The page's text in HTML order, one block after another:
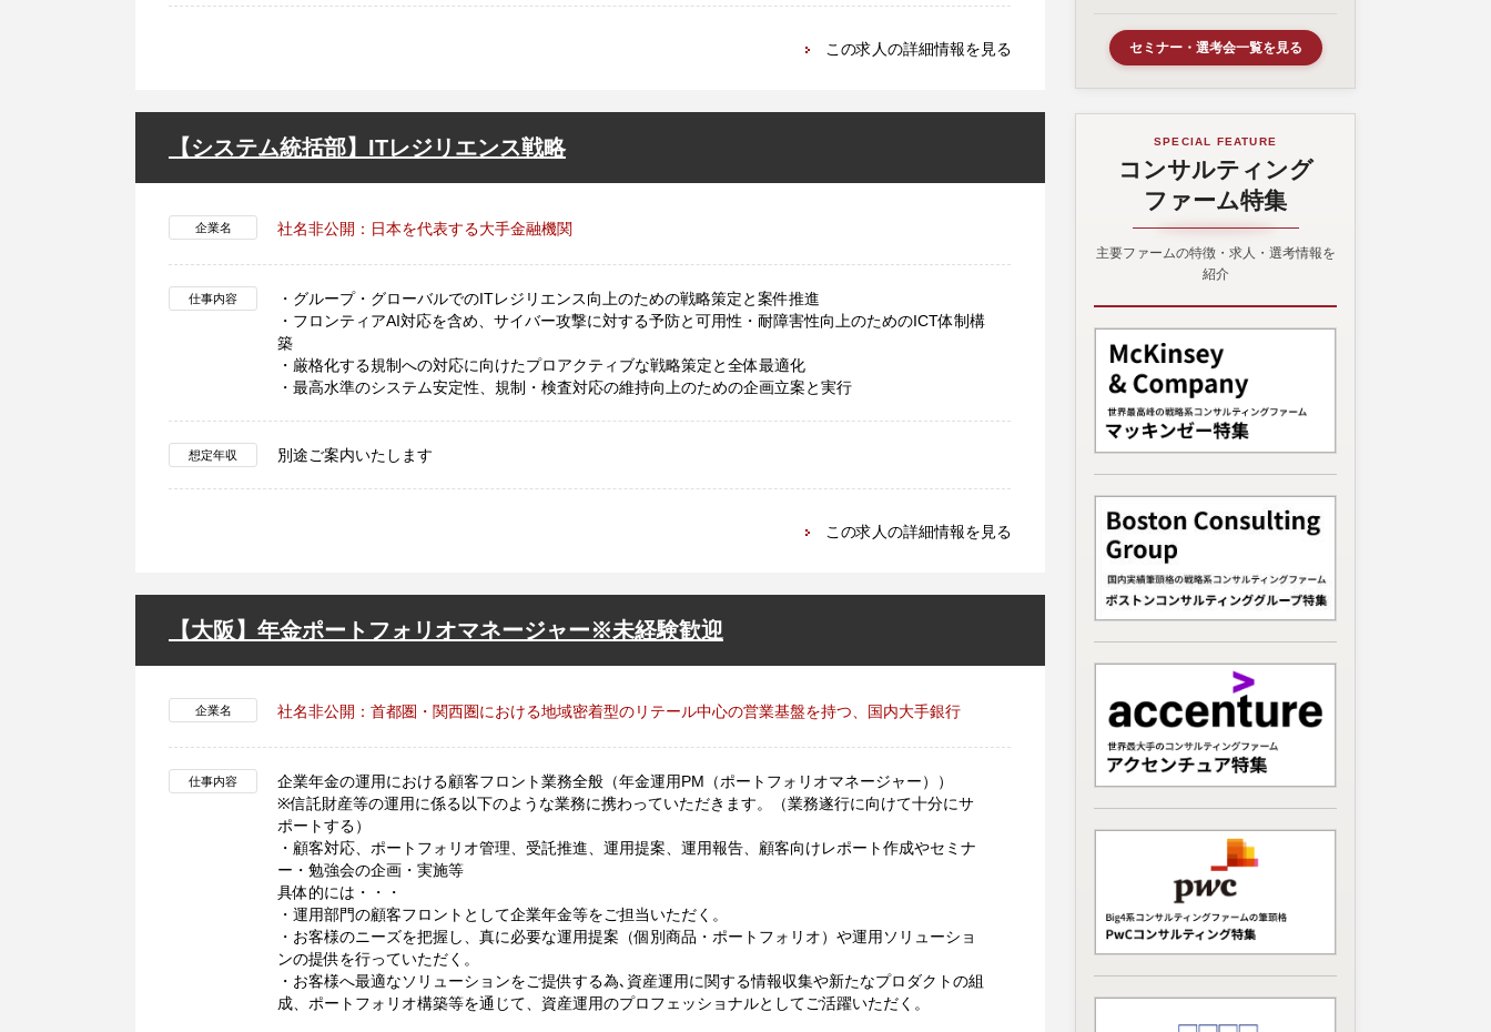
この求人の詳細情報を見る
【システム統括部】ITレジリエンス戦略
企業名 社名非公開：日本を代表する大手金融機関
仕事内容
・グループ・グローバルでのITレジリエンス向上のための戦略策定と案件推進
・フロンティアAI対応を含め、サイバー攻撃に対する予防と可用性・耐障害性向上のためのICT体制構
築
・厳格化する規制への対応に向けたプロアクティブな戦略策定と全体最適化
・最高水準のシステム安定性、規制・検査対応の維持向上のための企画立案と実行
想定年収 別途ご案内いたします
この求人の詳細情報を見る
【大阪】年金ポートフォリオマネージャー※未経験歓迎
企業名 社名非公開：首都圏・関西圏における地域密着型のリテール中心の営業基盤を持つ、国内大手銀行
仕事内容
企業年金の運用における顧客フロント業務全般（年金運用PM（ポートフォリオマネージャー））
※信託財産等の運用に係る以下のような業務に携わっていただきます。（業務遂行に向けて十分にサ
ポートする）
・顧客対応、ポートフォリオ管理、受託推進、運用提案、運用報告、顧客向けレポート作成やセミナ
ー・勉強会の企画・実施等
具体的には・・・
・運用部門の顧客フロントとして企業年金等をご担当いただく。
・お客様のニーズを把握し、真に必要な運用提案（個別商品・ポートフォリオ）や運用ソリューショ
ンの提供を行っていただく。
・お客様へ最適なソリューションをご提供する為､資産運用に関する情報収集や新たなプロダクトの組
成、ポートフォリオ構築等を通じて、資産運用のプロフェッショナルとしてご活躍いただく。
セミナー・選考会一覧を見る
SPECIAL FEATURE
コンサルティング
ファーム特集
主要ファームの特徴・求人・選考情報を
紹介